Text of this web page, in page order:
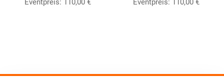
Eventpreis: 110,00 € Eventpreis: 110,00€